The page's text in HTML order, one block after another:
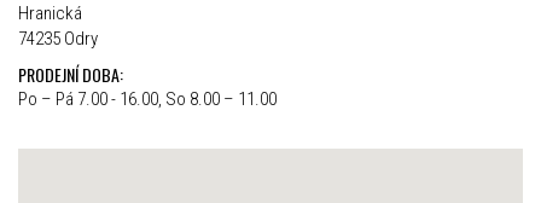
Hranická
74235 Odry
PRODEJNÍ DOBA:
Po – Pá 7.00 - 16.00, So 8.00 – 11.00